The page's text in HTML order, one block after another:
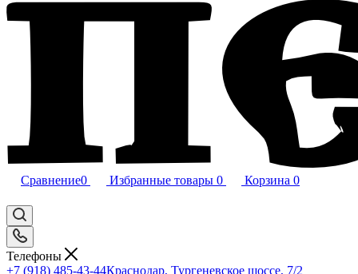
Сравнение0 Избранные товары 0 Корзина 0
Телефоны
+7 (918) 485-43-44Краснодар, Тургеневское шоссе, 7/2